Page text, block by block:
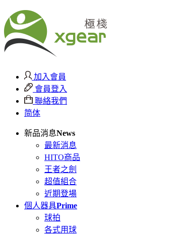
加入會員
會員登入
聯絡我們
简体
新品消息News
最新消息
HITO商品
王者之劍
超值組合
近期登場
個人器具Prime
球拍
各式用球